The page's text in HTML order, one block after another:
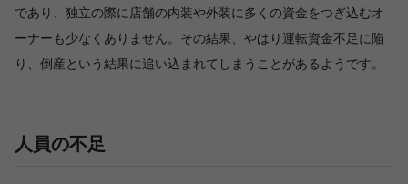
であり、独立の際に店舗の内装や外装に多くの資金をつぎ込むオ
ーナーも少なくありません。その結果、やはり運転資金不足に陥
り、倒産という結果に追い込まれてしまうことがあるようです。
人員の不足